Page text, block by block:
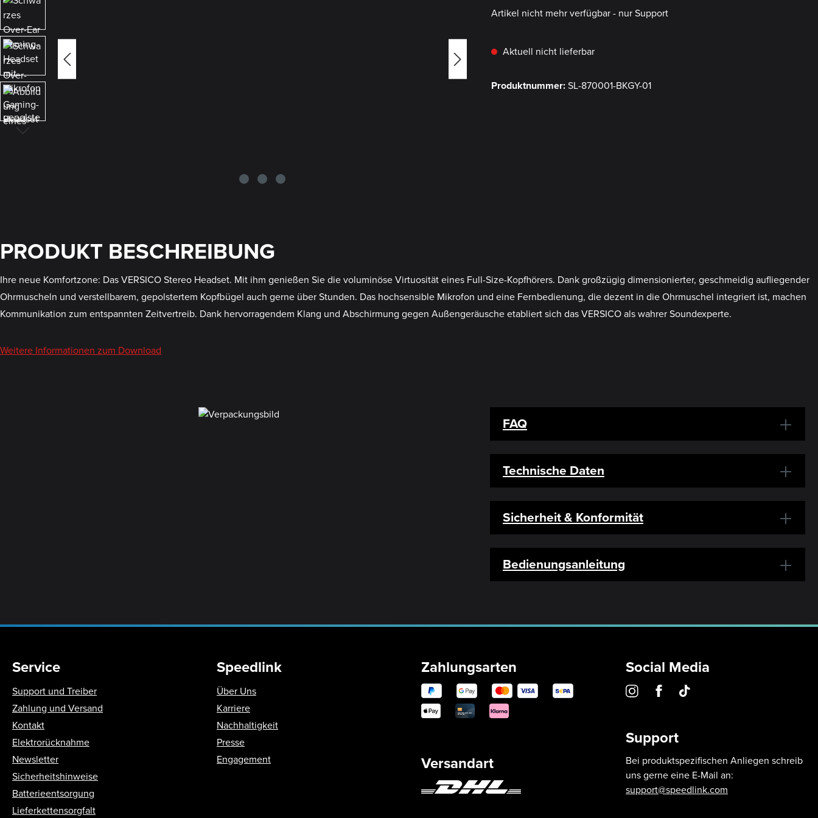
Artikel nicht mehr verfügbar - nur Support
Aktuell nicht lieferbar
Produktnummer:SL-870001-BKGY-01
PRODUKT BESCHREIBUNG
Ihre neue Komfortzone: Das VERSICO Stereo Headset. Mit ihm genießen Sie die voluminöse Virtuosität eines Full-Size-Kopfhörers. Dank großzügig dimensionierter, geschmeidig aufliegender
Ohrmuscheln und verstellbarem, gepolstertem Kopfbügel auch gerne über Stunden. Das hochsensible Mikrofon und eine Fernbedienung, die dezent in die Ohrmuschel integriert ist, machen
Kommunikation zum entspannten Zeitvertreib. Dank hervorragendem Klang und Abschirmung gegen Außengeräusche etabliert sich das VERSICO als wahrer Soundexperte.
Weitere Informationen zum Download
FAQ
Technische Daten
Sicherheit & Konformität
Bedienungsanleitung
Service
Support und Treiber
Zahlung und Versand
Kontakt
Elektrorücknahme
Newsletter
Sicherheitshinweise
Batterieentsorgung
Lieferkettensorgfalt
Speedlink
Über Uns
Karriere
Nachhaltigkeit
Presse
Engagement
Zahlungsarten
Versandart
Social Media
Support
Bei produktspezifischen Anliegen schreib
uns gerne eine E-Mail an:
support@speedlink.com